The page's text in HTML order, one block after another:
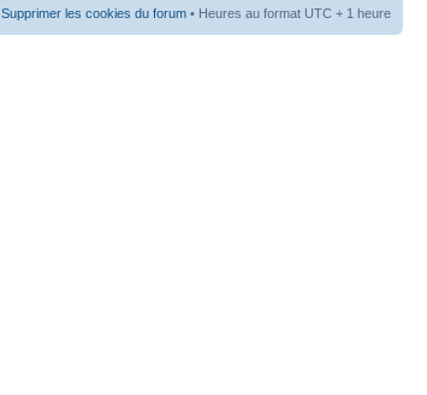
Supprimer les cookies du forum • Heures au format UTC + 1 heure